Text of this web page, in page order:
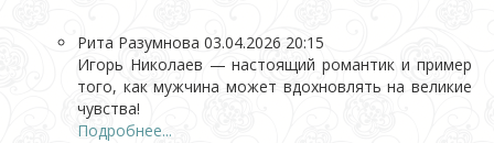
Рита Разумнова 03.04.2026 20:15
Игорь Николаев — настоящий романтик и пример
того, как мужчина может вдохновлять на великие
чувства!
Подробнее...